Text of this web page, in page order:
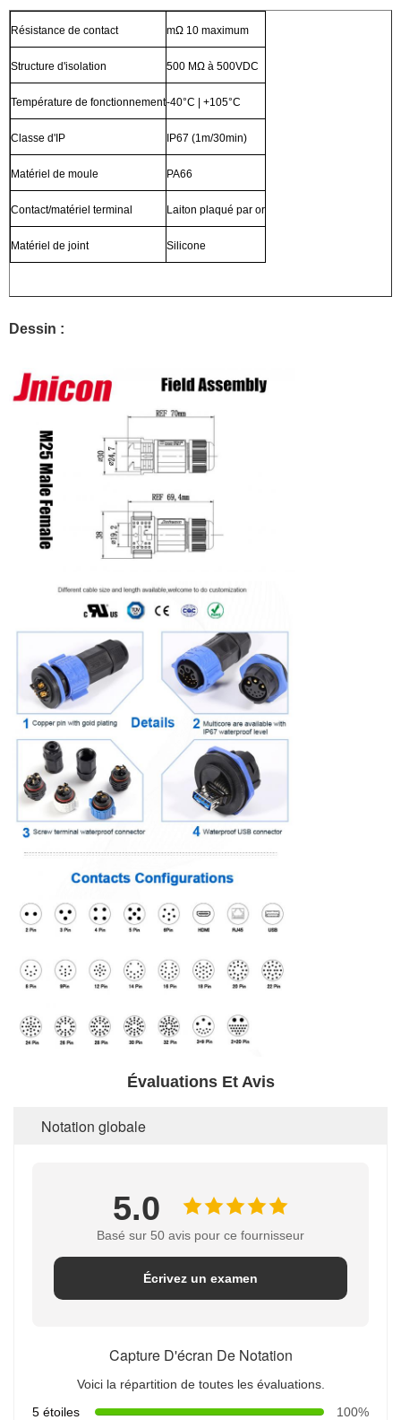
Résistance de contact mΩ 10 maximum
Structure d'isolation 500 MΩ à 500VDC
Température de fonctionnement-40°C | +105°C
Classe d'IP IP67 (1m/30min)
Matériel de moule PA66
Contact/matériel terminal Laiton plaqué par or
Matériel de joint Silicone
Dessin :
Évaluations Et Avis
Notation globale
5.0
Basé sur 50 avis pour ce fournisseur
Écrivez un examen
Capture D'écran De Notation
Voici la répartition de toutes les évaluations.
5 étoiles
100%